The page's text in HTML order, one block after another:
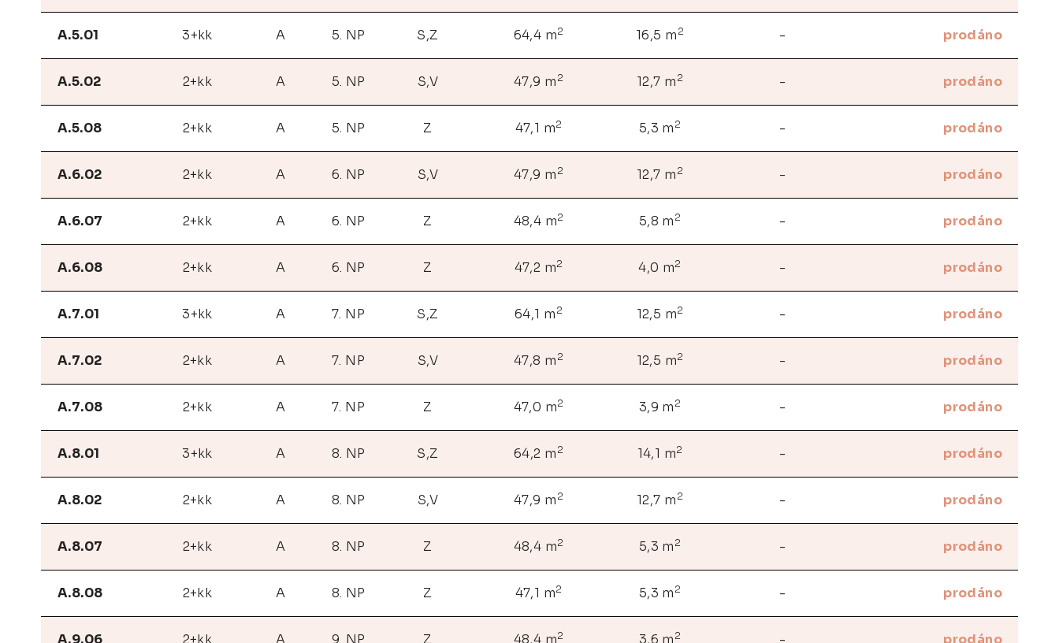
A.5.01 3+kk A 5. NP S,Z 64,4 m2 16,5 m 2 - prodáno
A.5.02 2+kk A 5. NP S,V 47,9 m 2 12,7 m 2 - prodáno
A.5.08 2+kk A 5. NP Z 47,1 m2 5,3 m 2 - prodáno
A.6.02 2+kk A 6. NP S,V 47,9 m 2 12,7 m 2 - prodáno
A.6.07 2+kk A 6. NP Z 48,4 m2 5,8 m 2 - prodáno
A.6.08 2+kk A 6. NP Z 47,2 m2 4,0 m2 - prodáno
A.7.01 3+kk A 7. NP S,Z 64,1 m 2 12,5 m2 - prodáno
A.7.02 2+kk A 7. NP S,V 47,8 m 2 12,5 m2 - prodáno
A.7.08 2+kk A 7. NP Z 47,0 m2 3,9 m 2 - prodáno
A.8.01 3+kk A 8. NP S,Z 64,2 m 2 14,1 m2 - prodáno
A.8.02 2+kk A 8. NP S,V 47,9 m 2 12,7 m 2 - prodáno
A.8.07 2+kk A 8. NP Z 48,4 m2 5,3 m 2 - prodáno
A.8.08 2+kk A 8. NP Z 47,1 m2 5,3 m 2 - prodáno
A.9.06 2+kk A 9. NP Z 48,4 m2 3,6 m 2 - prodáno